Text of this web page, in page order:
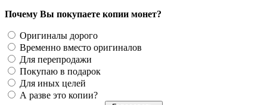
Почему Вы покупаете копии монет?
Оригиналы дорого
Временно вместо оригиналов
Для перепродажи
Покупаю в подарок
Для иных целей
А разве это копии?